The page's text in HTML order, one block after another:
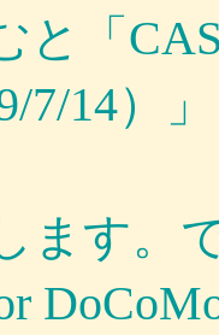
と「
7/14）
ます。